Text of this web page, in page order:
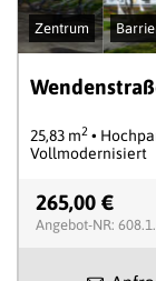
Zentrum
25,83 m2 •
Vollmodernisiert
265,00 €
Angebot-NR: